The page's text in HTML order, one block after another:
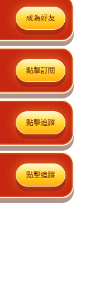
成為好友
點擊訂閱
點擊追蹤
點擊追蹤